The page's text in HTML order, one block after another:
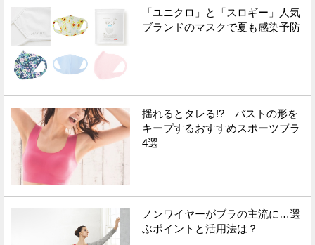
「ユニクロ」と「スロギー」人気
ブランドのマスクで夏も感染予防
揺れるとタレる!? バストの形を
キープするおすすめスポーツブラ
4選
ノンワイヤーがブラの主流に…選
ぶポイントと活用法は？